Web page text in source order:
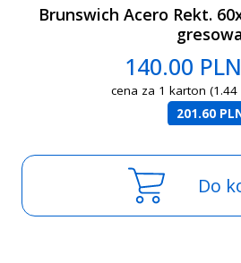
Brunswich Acero Rekt.
140.00
cena za 1 karton
201.60
Do